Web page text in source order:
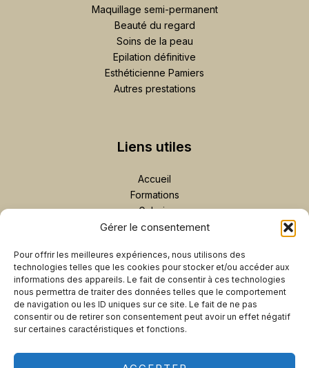
Gérer le consentement
Pour offrir les meilleures expériences, nous utilisons des
technologies telles que les cookies pour stocker et/ou accéder aux
informations des appareils. Le fait de consentir à ces technologies
nous permettra de traiter des données telles que le comportement
de navigation ou les ID uniques sur ce site. Le fait de ne pas
consentir ou de retirer son consentement peut avoir un effet négatif
sur certaines caractéristiques et fonctions.
Maquillage semi-permanent
Beauté du regard
Soins de la peau
Epilation définitive
Esthéticienne Pamiers
Autres prestations
Liens utiles
Accueil
Formations
Galerie
Contact
Prendre rendez-vous
ENVOYER UN MESSAGE
07 69 32 05 62